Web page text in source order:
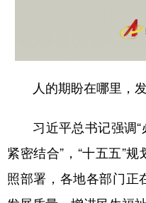
甘肃
新疆 内蒙古
English Español
Русский язык
人的期盼在哪里，发
习近平总书记强调“
紧密结合”，“十五五”
照部署，各地各部门正